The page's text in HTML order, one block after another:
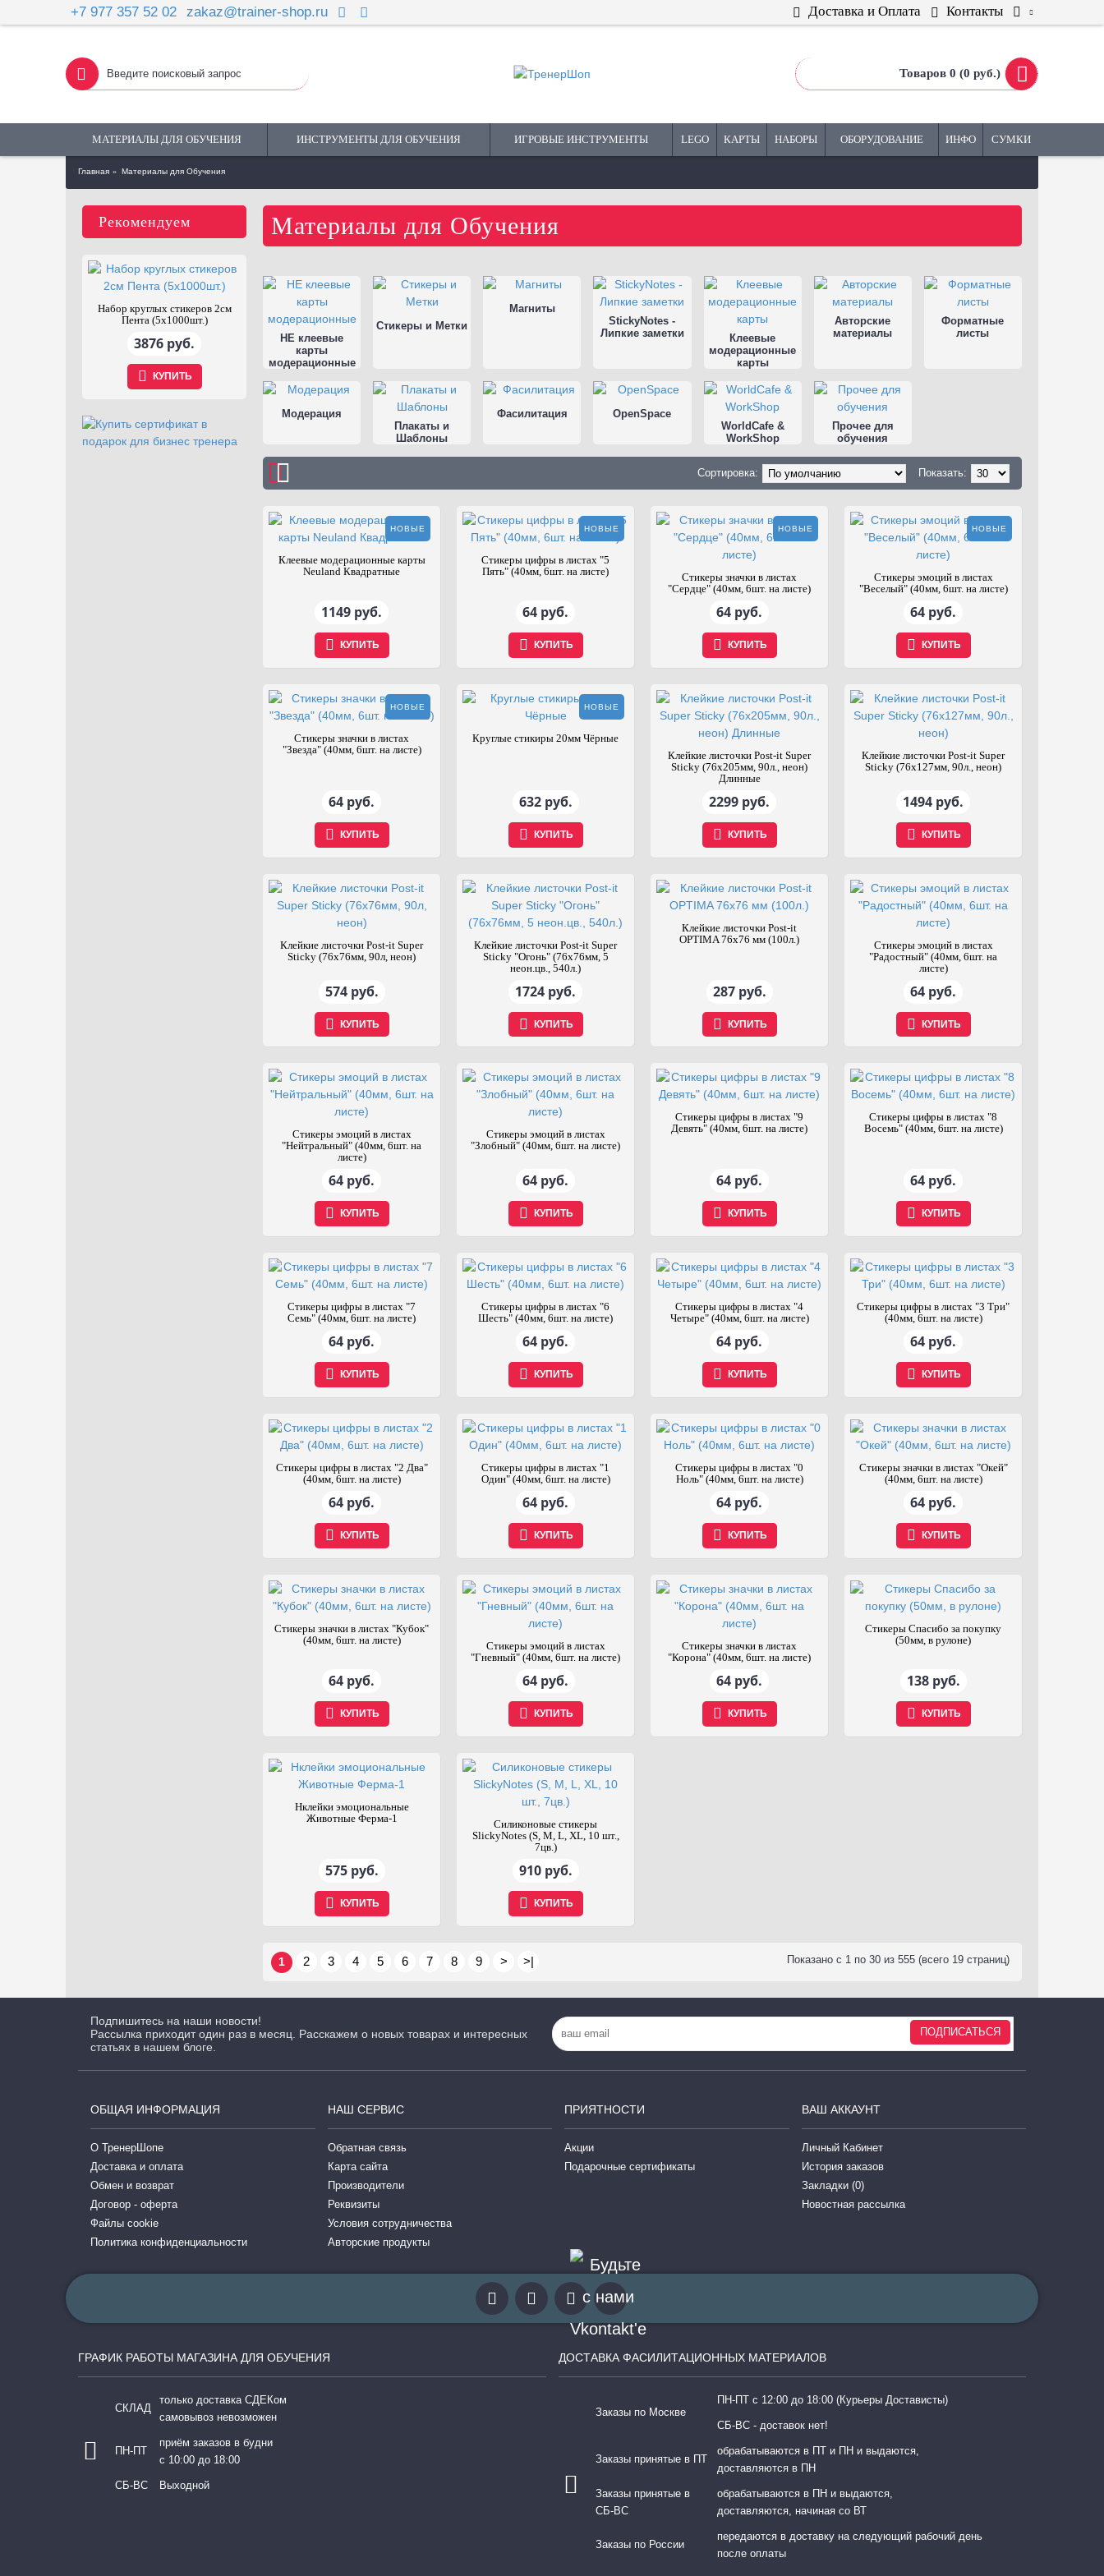
+7 977 357 52 02 zakaz@trainer-shop.ru Доставка и Оплата Контакты
Товаров 0 (0 руб.)
МАТЕРИАЛЫ ДЛЯ ОБУЧЕНИЯ ИНСТРУМЕНТЫ ДЛЯ ОБУЧЕНИЯ ИГРОВЫЕ ИНСТРУМЕНТЫ LEGO КАРТЫ НАБОРЫ ОБОРУДОВАНИЕ ИНФО СУМКИ
Главная Материалы для Обучения
Рекомендуем
Набор круглых стикеров 2см
Пента (5х1000шт.)
3876 руб.
КУПИТЬ
Материалы для Обучения
НЕ клеевые
карты
модерационные
Стикеры и Метки
Магниты
StickyNotes -
Липкие заметки
Клеевые
модерационные
карты
Авторские
материалы
Форматные
листы
Модерация
Плакаты и
Шаблоны
Фасилитация
OpenSpace
WorldCafe &
WorkShop
Прочее для
обучения
Показать:
Сортировка:
НОВЫЕ
Клеевые модерационные карты
Neuland Квадратные
1149 руб.
КУПИТЬ
НОВЫЕ
Стикеры цифры в листах "5
Пять" (40мм, 6шт. на листе)
64 руб.
КУПИТЬ
НОВЫЕ
Стикеры значки в листах
"Сердце" (40мм, 6шт. на листе)
64 руб.
КУПИТЬ
НОВЫЕ
Стикеры эмоций в листах
"Веселый" (40мм, 6шт. на листе)
64 руб.
КУПИТЬ
НОВЫЕ
Стикеры значки в листах
"Звезда" (40мм, 6шт. на листе)
64 руб.
КУПИТЬ
НОВЫЕ
Круглые стикиры 20мм Чёрные
632 руб.
КУПИТЬ
Клейкие листочки Post-it Super
Sticky (76x205мм, 90л., неон)
Длинные
2299 руб.
КУПИТЬ
Клейкие листочки Post-it Super
Sticky (76x127мм, 90л., неон)
1494 руб.
КУПИТЬ
Клейкие листочки Post-it Super
Sticky (76x76мм, 90л, неон)
574 руб.
КУПИТЬ
Клейкие листочки Post-it Super
Sticky "Огонь" (76x76мм, 5
неон.цв., 540л.)
1724 руб.
КУПИТЬ
Клейкие листочки Post-it
OPTIMA 76х76 мм (100л.)
287 руб.
КУПИТЬ
Стикеры эмоций в листах
"Радостный" (40мм, 6шт. на
листе)
64 руб.
КУПИТЬ
Стикеры эмоций в листах
"Нейтральный" (40мм, 6шт. на
листе)
64 руб.
КУПИТЬ
Стикеры эмоций в листах
"Злобный" (40мм, 6шт. на листе)
64 руб.
КУПИТЬ
Стикеры цифры в листах "9
Девять" (40мм, 6шт. на листе)
64 руб.
КУПИТЬ
Стикеры цифры в листах "8
Восемь" (40мм, 6шт. на листе)
64 руб.
КУПИТЬ
Стикеры цифры в листах "7
Семь" (40мм, 6шт. на листе)
64 руб.
КУПИТЬ
Стикеры цифры в листах "6
Шесть" (40мм, 6шт. на листе)
64 руб.
КУПИТЬ
Стикеры цифры в листах "4
Четыре" (40мм, 6шт. на листе)
64 руб.
КУПИТЬ
Стикеры цифры в листах "3 Три"
(40мм, 6шт. на листе)
64 руб.
КУПИТЬ
Стикеры цифры в листах "2 Два"
(40мм, 6шт. на листе)
64 руб.
КУПИТЬ
Стикеры цифры в листах "1
Один" (40мм, 6шт. на листе)
64 руб.
КУПИТЬ
Стикеры цифры в листах "0
Ноль" (40мм, 6шт. на листе)
64 руб.
КУПИТЬ
Стикеры значки в листах "Окей"
(40мм, 6шт. на листе)
64 руб.
КУПИТЬ
Стикеры значки в листах "Кубок"
(40мм, 6шт. на листе)
64 руб.
КУПИТЬ
Стикеры эмоций в листах
"Гневный" (40мм, 6шт. на листе)
64 руб.
КУПИТЬ
Стикеры значки в листах
"Корона" (40мм, 6шт. на листе)
64 руб.
КУПИТЬ
Стикеры Спасибо за покупку
(50мм, в рулоне)
138 руб.
КУПИТЬ
Нклейки эмоциональные
Животные Ферма-1
575 руб.
КУПИТЬ
Силиконовые стикеры
SlickyNotes (S, M, L, XL, 10 шт.,
7цв.)
910 руб.
КУПИТЬ
1 2 3 4 5 6 7 8 9 > >| Показано с 1 по 30 из 555 (всего 19 страниц)
Подпишитесь на наши новости!
Рассылка приходит один раз в месяц. Расскажем о новых товарах и интересных
статьях в нашем блоге.
ПОДПИСАТЬСЯ
ОБЩАЯ ИНФОРМАЦИЯ
О ТренерШопе
Доставка и оплата
Обмен и возврат
Договор - оферта
Файлы cookie
Политика конфиденциальности
НАШ СЕРВИС
Обратная связь
Карта сайта
Производители
Реквизиты
Условия сотрудничества
Авторские продукты
ПРИЯТНОСТИ
Акции
Подарочные сертификаты
ВАШ АККАУНТ
Личный Кабинет
История заказов
Закладки (0)
Новостная рассылка
ГРАФИК РАБОТЫ МАГАЗИНА ДЛЯ ОБУЧЕНИЯ
СКЛАД
только доставка СДЕКом
самовывоз невозможен
ПН-ПТ
приём заказов в будни
с 10:00 до 18:00
СБ-ВС Выходной
ДОСТАВКА ФАСИЛИТАЦИОННЫХ МАТЕРИАЛОВ
Заказы по Москве
ПН-ПТ с 12:00 до 18:00 (Курьеры Достависты)
СБ-ВС - доставок нет!
Заказы принятые в ПТ
обрабатываются в ПТ и ПН и выдаются,
доставляются в ПН
Заказы принятые в
СБ-ВС
обрабатываются в ПН и выдаются,
доставляются, начиная со ВТ
Заказы по России
передаются в доставку на следующий рабочий день
после оплаты